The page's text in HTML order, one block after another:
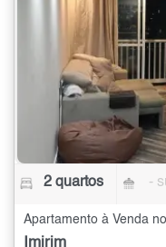
2 quartos -
Apartamento à Venda
Imirim